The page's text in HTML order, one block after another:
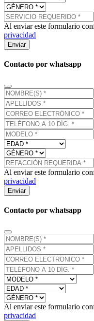
Al enviar este formulario
privacidad
Enviar
Contacto por whatsapp
Al enviar este formulario
privacidad
Enviar
Contacto por whatsapp
Al enviar este formulario
privacidad